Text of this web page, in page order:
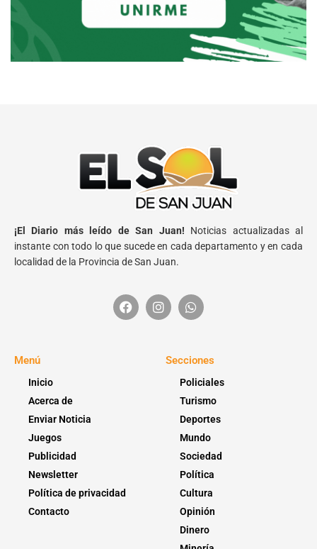
¡El Diario más leído de San Juan! Noticias actualizadas al
instante con todo lo que sucede en cada departamento y en cada
localidad de la Provincia de San Juan.
Menú
Inicio
Acerca de
Enviar Noticia
Juegos
Publicidad
Newsletter
Política de privacidad
Contacto
Secciones
Policiales
Turismo
Deportes
Mundo
Sociedad
Política
Cultura
Opinión
Dinero